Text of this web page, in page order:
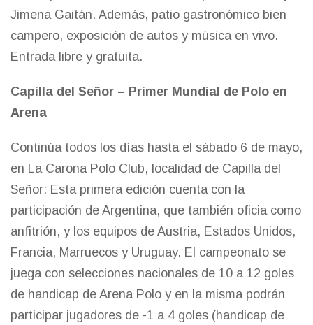
Jimena Gaitán. Además, patio gastronómico bien
campero, exposición de autos y música en vivo.
Entrada libre y gratuita.
Capilla del Señor – Primer Mundial de Polo en
Arena
Continúa todos los días hasta el sábado 6 de mayo,
en La Carona Polo Club, localidad de Capilla del
Señor: Esta primera edición cuenta con la
participación de Argentina, que también oficia como
anfitrión, y los equipos de Austria, Estados Unidos,
Francia, Marruecos y Uruguay. El campeonato se
juega con selecciones nacionales de 10 a 12 goles
de handicap de Arena Polo y en la misma podrán
participar jugadores de -1 a 4 goles (handicap de